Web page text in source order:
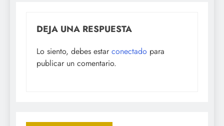
DEJA UNA RESPUESTA
Lo siento, debes estar conectado para
publicar un comentario.